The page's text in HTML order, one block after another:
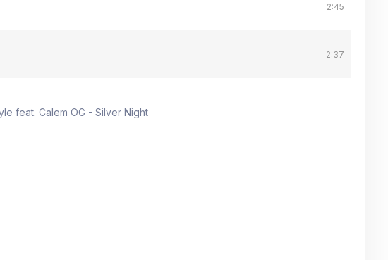
2:45
2:37
feat. Calem OG - Silver Night